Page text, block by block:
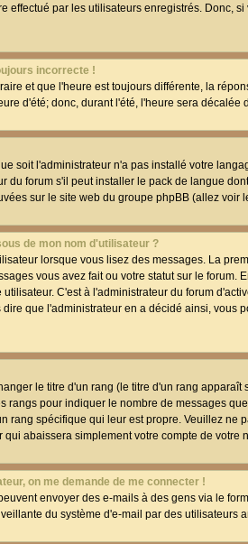
effectué par les utilisateurs enregistrés. Donc,
incorrecte !
et que l'heure est toujours différente, la
d'été; donc, durant l'été, l'heure sera
soit l'administrateur n'a pas installé votre
du forum s'il peut installer le pack de langue
sur le site web du groupe phpBB (allez voir
de mon nom d'utilisateur ?
lorsque vous lisez des messages. La
vous avez fait ou votre statut sur le
C'est à l'administrateur du forum
que l'administrateur en a décidé ainsi,
le titre d'un rang (le titre d'un rang
rangs pour indiquer le nombre de messages
rang spécifique qui leur est propre. Veuillez
abaissera simplement votre compte de votre
on me demande de me connecter !
envoyer des e-mails à des gens via le
du système d'e-mail par des utilisateurs